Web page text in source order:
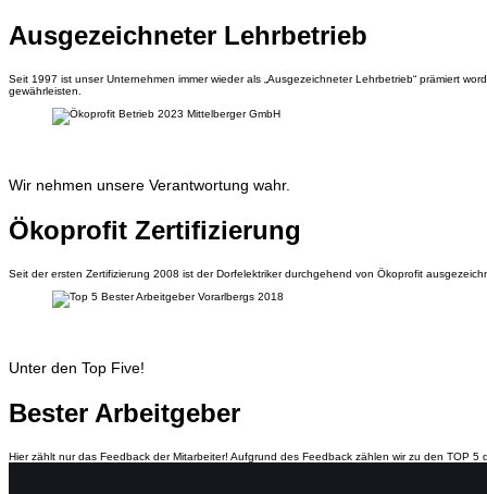
Ausgezeichneter Lehrbetrieb
Seit 1997 ist unser Unternehmen immer wieder als „Ausgezeichneter Lehrbetrieb“ prämiert
gewährleisten.
Ökoprofit Zertifizierung
Wir nehmen unsere Verantwortung wahr.
Seit der ersten Zertifizierung 2008 ist der Dorfelektriker durchgehend von Ökoprofit
Bester Arbeitgeber
Unter den Top Five!
Hier zählt nur das Feedback der Mitarbeiter! Aufgrund des Feedback zählen wir zu den TOP 5